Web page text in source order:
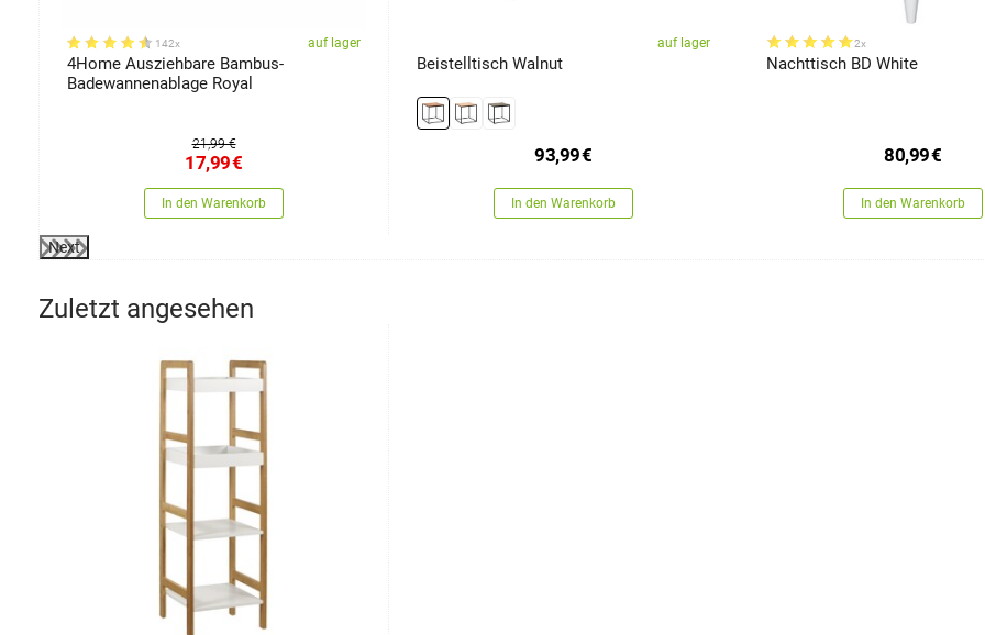
142x auf lager
4Home Ausziehbare Bambus-
Badewannenablage Royal
21,99 €
17,99€
In den Warenkorb
auf lager
Beistelltisch Walnut
93,99€
In den Warenkorb
2x
Nachttisch BD White
80,99€
In den Warenkorb
Next
Zuletzt angesehen